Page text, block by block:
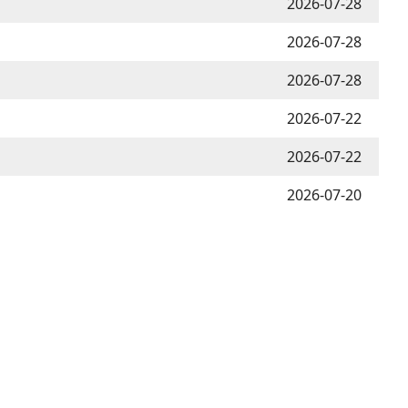
2026-07-28
2026-07-28
2026-07-22
2026-07-22
2026-07-20